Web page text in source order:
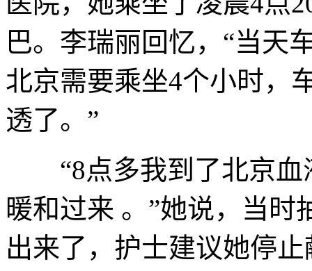
巴。李瑞丽回忆，“当天
北京需要乘坐4个小时，
透了。”
“8点多我到了北京血
暖和过来 。”她说，当时
出来了，护士建议她停